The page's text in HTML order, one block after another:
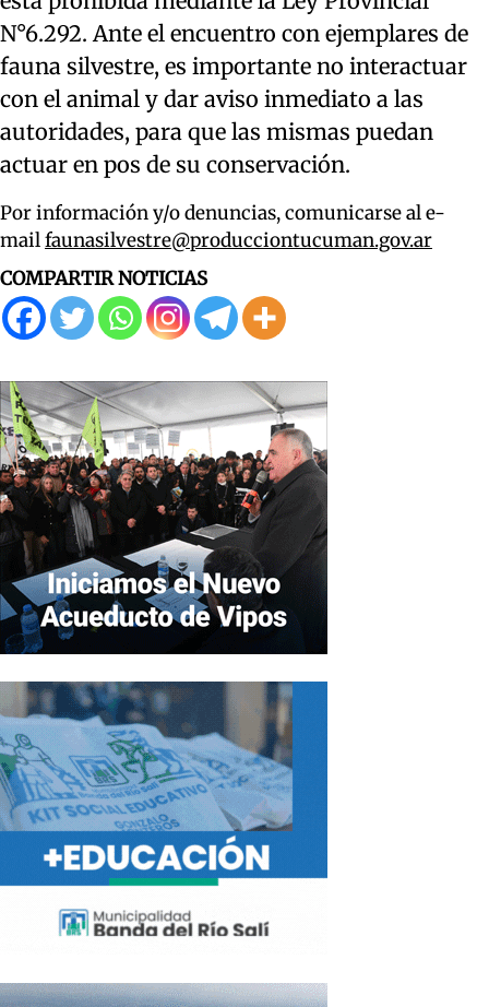
N°6.292. Ante el encuentro con ejemplares de
fauna silvestre, es importante no interactuar
con el animal y dar aviso inmediato a las
autoridades, para que las mismas puedan
actuar en pos de su conservación.
Por información y/o denuncias, comunicarse al e-
mailfaunasilvestre@producciontucuman.gov.ar
COMPARTIR NOTICIAS